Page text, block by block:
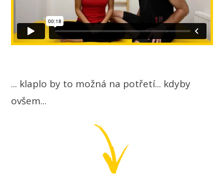
... klaplo by to možná na potřetí... kdyby
ovšem...